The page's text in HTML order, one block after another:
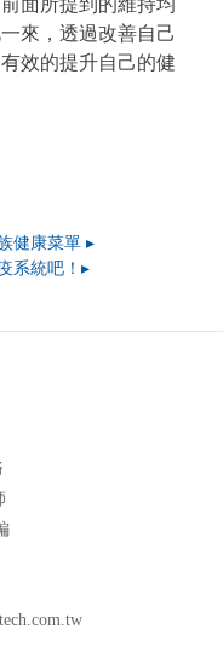
面所提到的維持均
來，透過改善自己
效的提升自己的健
健康菜單 ▸
系統吧！▸